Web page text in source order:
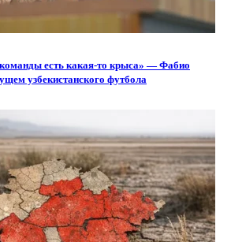
есть какая-то крыса» — Фабио
узбекистанского футбола